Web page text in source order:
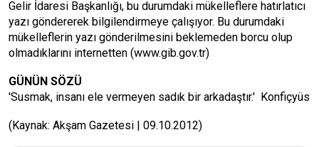
Gelir İdaresi Başkanlığı, bu durumdaki mükelleflere hatırlatıcı
yazı göndererek bilgilendirmeye çalışıyor. Bu durumdaki
mükelleflerin yazı gönderilmesini beklemeden borcu olup
olmadıklarını internetten (www.gib.gov.tr)
GÜNÜN SÖZÜ
'Susmak, insanı ele vermeyen sadık bir arkadaştır.' Konfiçyüs
(Kaynak: Akşam Gazetesi | 09.10.2012)